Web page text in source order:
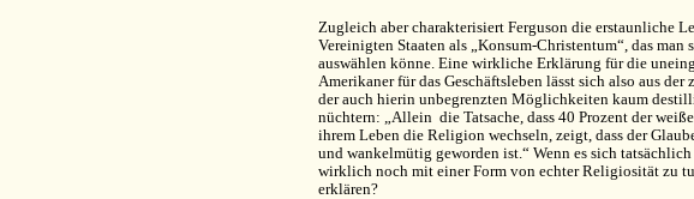
Zugleich aber charakterisiert Ferguson die erstaunliche
Vereinigten Staaten als „Konsum-Christentum“, das man
auswählen könne. Eine wirkliche Erklärung für die
Amerikaner für das Geschäftsleben lässt sich also aus
der auch hierin unbegrenzten Möglichkeiten kaum
nüchtern: „Allein die Tatsache, dass 40 Prozent der
ihrem Leben die Religion wechseln, zeigt, dass der
und wankelmütig geworden ist.“ Wenn es sich
wirklich noch mit einer Form von echter Religiosität zu
erklären?